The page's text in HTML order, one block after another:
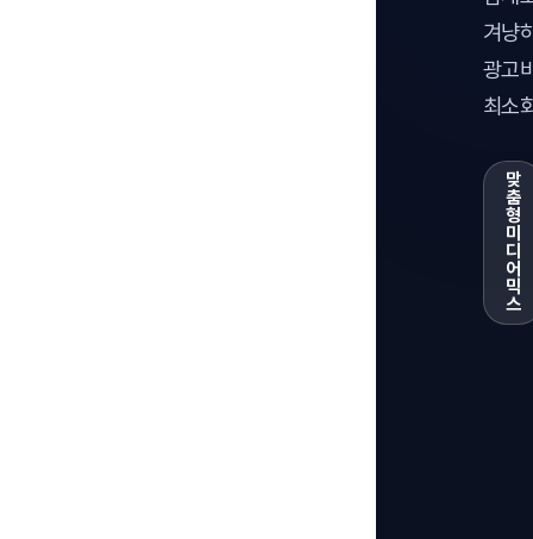
겨냥
광고
최소
맞
춤
형
미
디
어
믹
스